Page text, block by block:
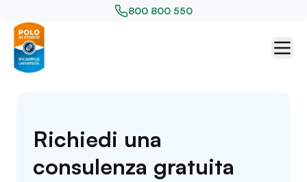
800 800 550
Richiedi una
consulenza gratuita